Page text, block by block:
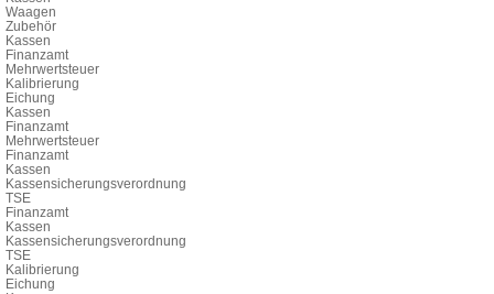
Waagen
Zubehör
Kassen
Finanzamt
Mehrwertsteuer
Kalibrierung
Eichung
Kassen
Finanzamt
Mehrwertsteuer
Finanzamt
Kassen
Kassensicherungsverordnung
TSE
Finanzamt
Kassen
Kassensicherungsverordnung
TSE
Kalibrierung
Eichung